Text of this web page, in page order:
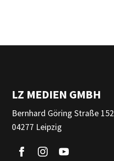
LZ MEDIEN GMBH
Bernhard Göring Straße 152
04277 Leipzig